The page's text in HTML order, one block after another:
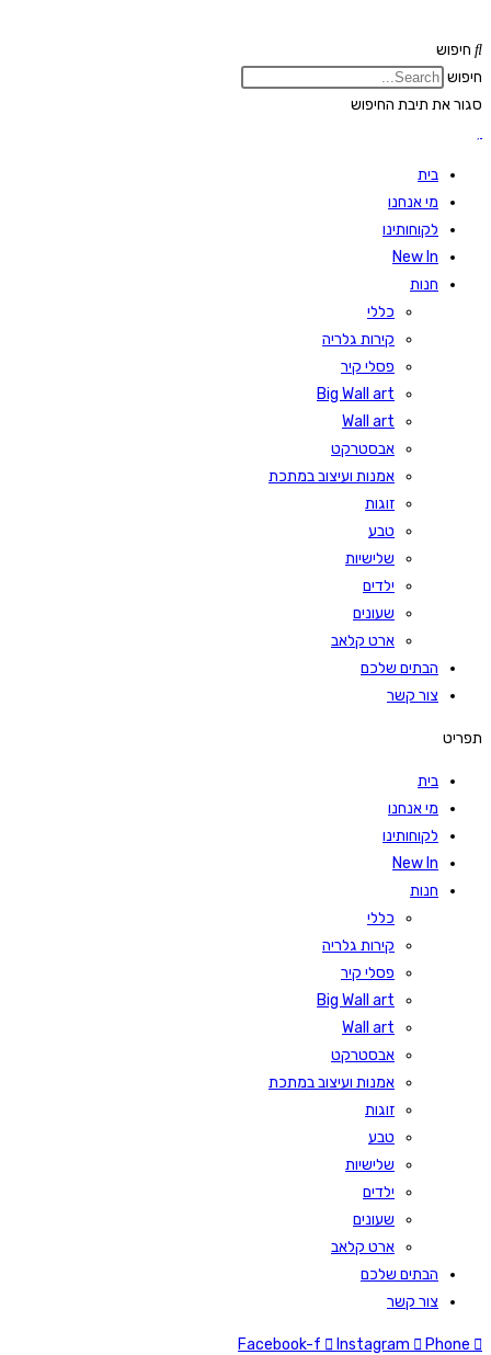
to
content
חיפוש
חיפוש
סגור את תיבת החיפוש
בית
מי אנחנו
לקוחותינו
New In
חנות
כללי
קירות גלריה
פסלי קיר
Big Wall art
Wall art
אבסטרקט
אמנות ועיצוב במתכת
זוגות
טבע
שלישיות
ילדים
שעונים
ארט קלאב
הבתים שלכם
צור קשר
תפריט
בית
מי אנחנו
לקוחותינו
New In
חנות
כללי
קירות גלריה
פסלי קיר
Big Wall art
Wall art
אבסטרקט
אמנות ועיצוב במתכת
זוגות
טבע
שלישיות
ילדים
שעונים
ארט קלאב
הבתים שלכם
צור קשר
Facebook-f Instagram Phone